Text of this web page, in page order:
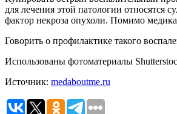
для лечения этой патологии относятся
фактор некроза опухоли. Помимо
Говорить о профилактике такого
Использованы фотоматериалы
Источник: medaboutme.ru